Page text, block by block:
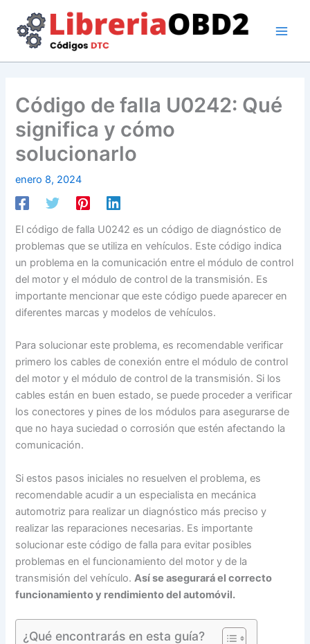
contenido
Código de falla U0242: Qué
significa y cómo
solucionarlo
enero 8, 2024
El código de falla U0242 es un código de diagnóstico de
problemas que se utiliza en vehículos. Este código indica
un problema en la comunicación entre el módulo de control
del motor y el módulo de control de la transmisión. Es
importante mencionar que este código puede aparecer en
diferentes marcas y modelos de vehículos.
Para solucionar este problema, es recomendable verificar
primero los cables de conexión entre el módulo de control
del motor y el módulo de control de la transmisión. Si los
cables están en buen estado, se puede proceder a verificar
los conectores y pines de los módulos para asegurarse de
que no haya suciedad o corrosión que estén afectando la
comunicación.
Si estos pasos iniciales no resuelven el problema, es
recomendable acudir a un especialista en mecánica
automotriz para realizar un diagnóstico más preciso y
realizar las reparaciones necesarias. Es importante
solucionar este código de falla para evitar posibles
problemas en el funcionamiento del motor y de la
transmisión del vehículo. Así se asegurará el correcto
funcionamiento y rendimiento del automóvil.
¿Qué encontrarás en esta guía?